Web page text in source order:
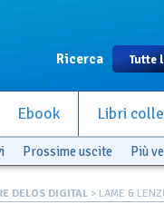
Ricerca
Ebook Libri
Prossime uscite Più
DELOS DIGITAL > LAME &